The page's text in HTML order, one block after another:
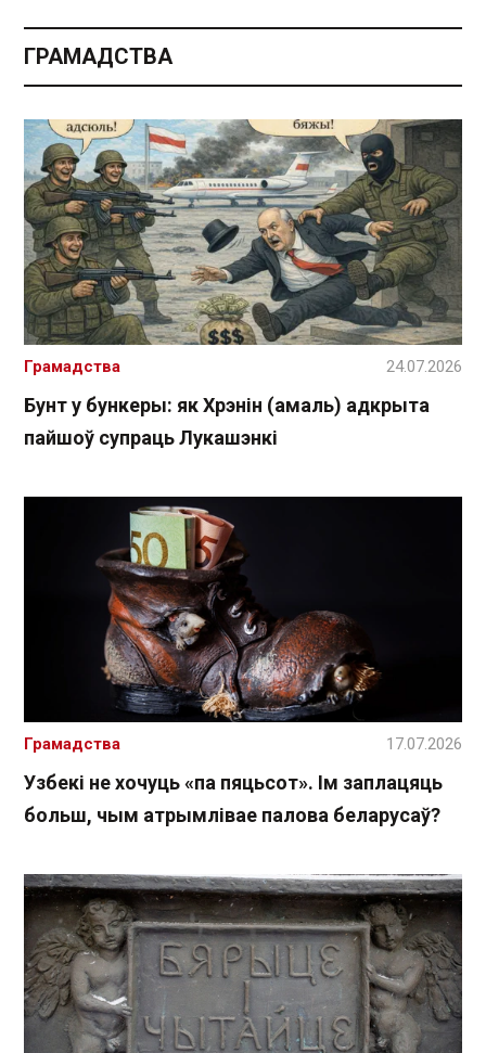
ГРАМАДСТВА
Бунт у бункеры: як Хрэнін (амаль) адкрыта
пайшоў супраць Лукашэнкі
Грамадства 24.07.2026
Узбекі не хочуць «па пяцьсот». Ім заплацяць
больш, чым атрымлівае палова беларусаў?
Грамадства 17.07.2026